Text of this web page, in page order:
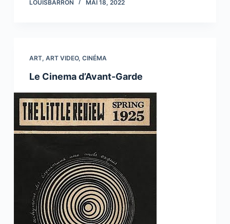
LOUISBARRON MAI 18, 2022
ART, ART VIDEO, CINÉMA
Le Cinema d’Avant-Garde